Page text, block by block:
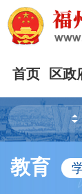
首页 区政
教育